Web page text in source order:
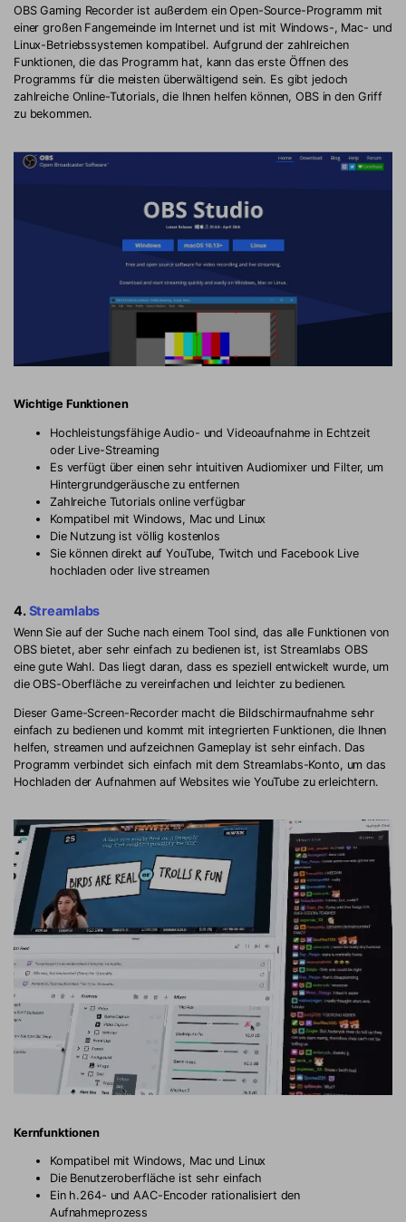
OBS Gaming Recorder ist außerdem ein Open-Source-Programm mit
einer großen Fangemeinde im Internet und ist mit Windows-, Mac- und
Linux-Betriebssystemen kompatibel. Aufgrund der zahlreichen
Funktionen, die das Programm hat, kann das erste Öffnen des
Programms für die meisten überwältigend sein. Es gibt jedoch
zahlreiche Online-Tutorials, die Ihnen helfen können, OBS in den Griff
zu bekommen.
Wichtige Funktionen
Hochleistungsfähige Audio- und Videoaufnahme in Echtzeit
oder Live-Streaming
Es verfügt über einen sehr intuitiven Audiomixer und Filter, um
Hintergrundgeräusche zu entfernen
Zahlreiche Tutorials online verfügbar
Kompatibel mit Windows, Mac und Linux
Die Nutzung ist völlig kostenlos
Sie können direkt auf YouTube, Twitch und Facebook Live
hochladen oder live streamen
4.Streamlabs
Wenn Sie auf der Suche nach einem Tool sind, das alle Funktionen von
OBS bietet, aber sehr einfach zu bedienen ist, ist Streamlabs OBS
eine gute Wahl. Das liegt daran, dass es speziell entwickelt wurde, um
die OBS-Oberfläche zu vereinfachen und leichter zu bedienen.
Dieser Game-Screen-Recorder macht die Bildschirmaufnahme sehr
einfach zu bedienen und kommt mit integrierten Funktionen, die Ihnen
helfen, streamen und aufzeichnen Gameplay ist sehr einfach. Das
Programm verbindet sich einfach mit dem Streamlabs-Konto, um das
Hochladen der Aufnahmen auf Websites wie YouTube zu erleichtern.
Kernfunktionen
Kompatibel mit Windows, Mac und Linux
Die Benutzeroberfläche ist sehr einfach
Ein h.264- und AAC-Encoder rationalisiert den
Aufnahmeprozess